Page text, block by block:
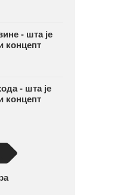
- шта је
концепт
- шта је
концепт